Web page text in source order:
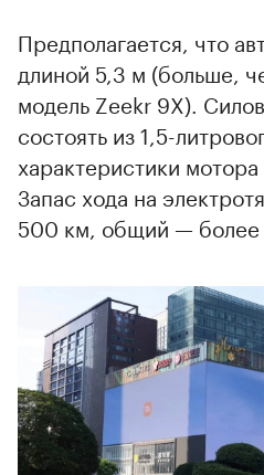
Предполагается, что
длиной 5,3 м (больше,
модель Zeekr 9X).
состоять из 1,5-
характеристики
Запас хода на
500 км, общий — более